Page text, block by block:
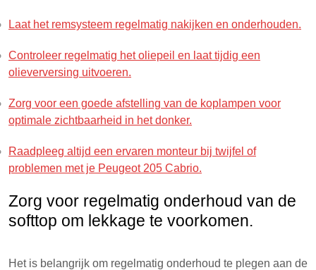
Laat het remsysteem regelmatig nakijken en onderhouden.
Controleer regelmatig het oliepeil en laat tijdig een
olieverversing uitvoeren.
Zorg voor een goede afstelling van de koplampen voor
optimale zichtbaarheid in het donker.
Raadpleeg altijd een ervaren monteur bij twijfel of
problemen met je Peugeot 205 Cabrio.
Zorg voor regelmatig onderhoud van de
softtop om lekkage te voorkomen.
Het is belangrijk om regelmatig onderhoud te plegen aan de